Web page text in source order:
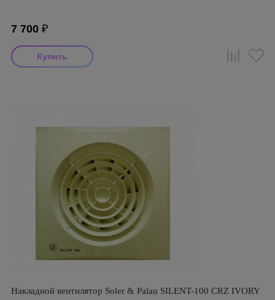
7 700 ₽
Накладной вентилятор Soler & Palau SILENT-100 CRZ IVORY